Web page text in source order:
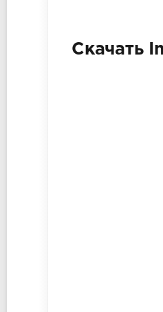
Скачать